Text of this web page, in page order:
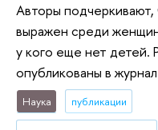
Авторы
выражен среди
у кого еще нет детей.
опубликованы в
Наука публикации